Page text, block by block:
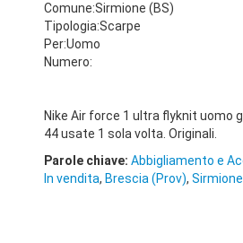
Comune:Sirmione (BS)
Tipologia:Scarpe
Per:Uomo
Numero:
Nike Air force 1 ultra flyknit uomo
44 usate 1 sola volta. Originali.
Parole chiave: Abbigliamento e
In vendita, Brescia (Prov), Sirmione